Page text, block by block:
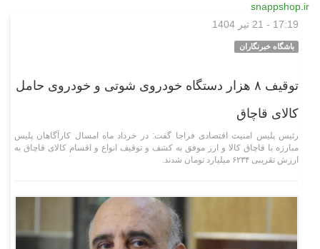
snappshop.ir
17:19 - 21 تیر 1404
باشگاه خبرنگاران
توقیف ۸ هزار دستگاه خودروی شوتی و خودروی حامل
کالای قاچاق
رئیس پلیس امنیت اقتصادی فراجا گفت: در خرداد ماه امسال کارآگاهان پلیس
مبارزه با قاچاق کالا و ارز موفق به کشف و توقیف انواع و اقسام کالای قاچاق به
ارزش تقریبی ۶۲۳۴ میلیارد تومان شدند.